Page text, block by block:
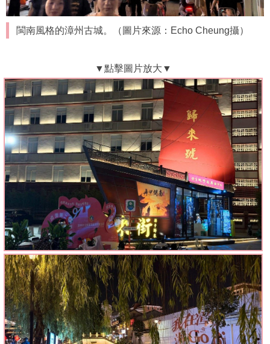
閩南風格的漳州古城。（圖片來源：Echo Cheung攝）